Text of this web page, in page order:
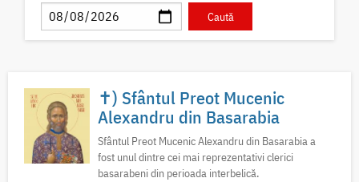
✝) Sfântul Preot Mucenic
Alexandru din Basarabia
Sfântul Preot Mucenic Alexandru din Basarabia a
fost unul dintre cei mai reprezentativi clerici
basarabeni din perioada interbelică.